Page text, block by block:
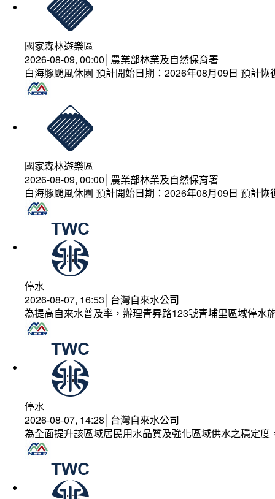
國家森林遊樂區
2026-08-09, 00:00│農業部林業及自然保育署
白海豚颱風休園 預計開始日期：2026年08月09日 預計
國家森林遊樂區
2026-08-09, 00:00│農業部林業及自然保育署
白海豚颱風休園 預計開始日期：2026年08月09日 預計
停水
2026-08-07, 16:53│台灣自來水公司
為提高自來水普及率，辦理青昇路123號青埔里區域停水
停水
2026-08-07, 14:28│台灣自來水公司
為全面提升該區域居民用水品質及強化區域供水之穩定